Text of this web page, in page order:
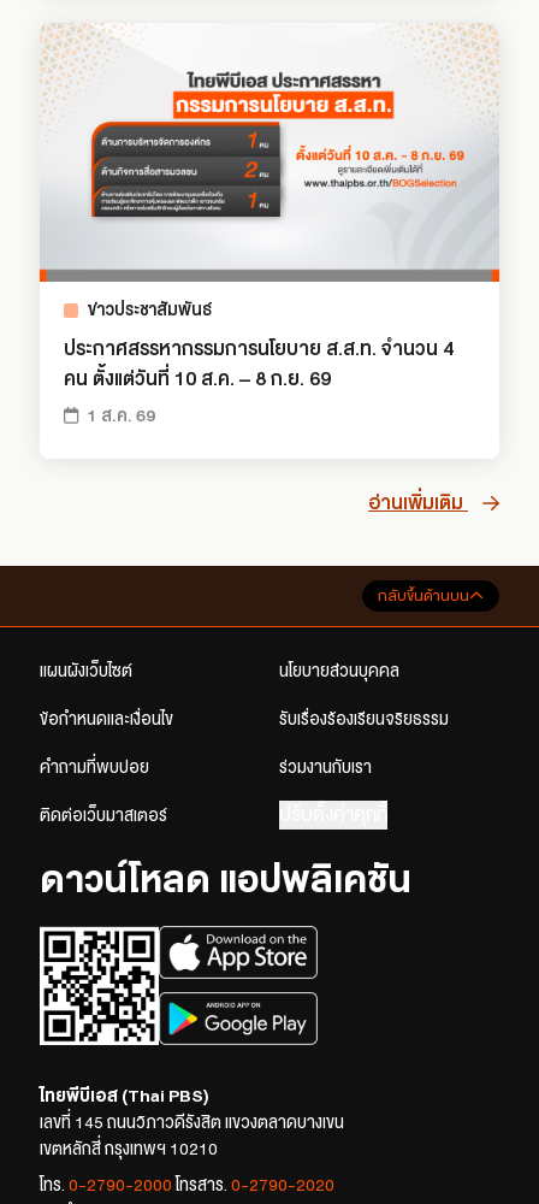
ข่าวประชาสัมพันธ์
ประกาศสรรหากรรมการนโยบาย ส.ส.ท. จำนวน 4
คน ตั้งแต่วันที่ 10 ส.ค. – 8 ก.ย. 69
1 ส.ค. 69
อ่านเพิ่มเติม
กลับขึ้นด้านบน
แผนผังเว็บไซต์ นโยบายส่วนบุคคล
ข้อกำหนดและเงื่อนไข รับเรื่องร้องเรียนจริยธรรม
คำถามที่พบบ่อย ร่วมงานกับเรา
ติดต่อเว็บมาสเตอร์
ดาวน์โหลด แอปพลิเคชัน
ไทยพีบีเอส (Thai PBS)
เลขที่ 145 ถนนวิภาวดีรังสิต แขวงตลาดบางเขน
เขตหลักสี่ กรุงเทพฯ 10210
โทร. 0-2790-2000 โทรสาร. 0-2790-2020